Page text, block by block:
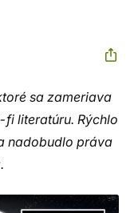
sa zameriava
literatúru. Rýchlo
nadobudlo práva